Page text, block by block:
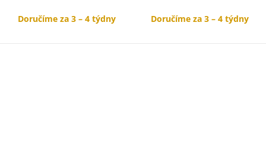
Doručíme za 3 – 4 týdny Doručíme za 3 – 4 týdny